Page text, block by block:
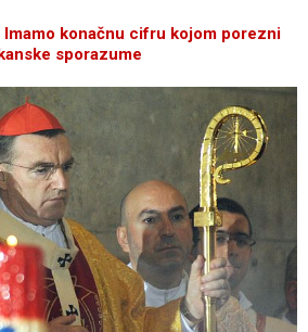
Imamo konačnu cifru kojom porezni
sporazume